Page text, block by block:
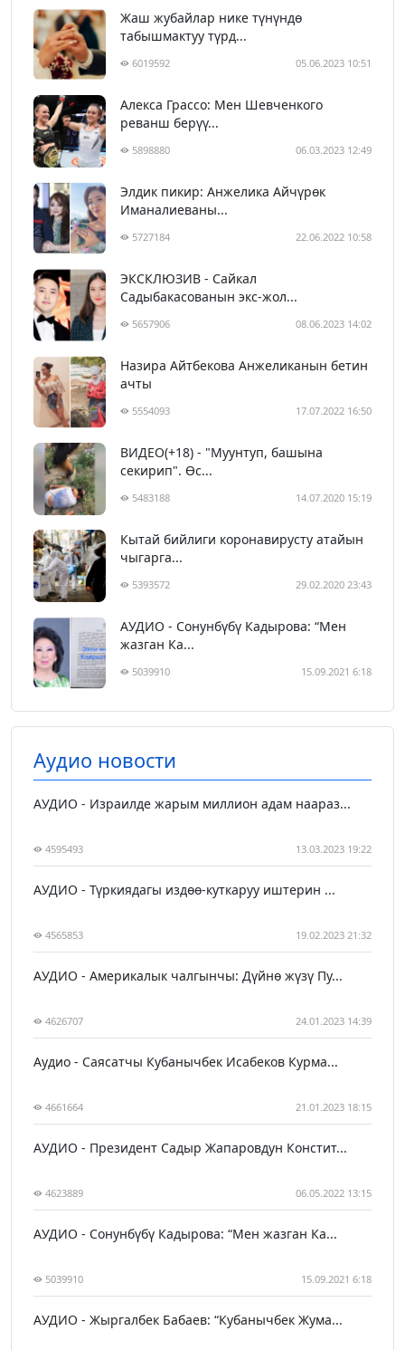
Жаш жубайлар нике түнүндө
табышмактуу түрд...
6019592 05.06.2023 10:51
Алекса Грассо: Мен Шевченкого
реванш берүү...
5898880 06.03.2023 12:49
Элдик пикир: Анжелика Айчүрөк
Иманалиеваны...
5727184 22.06.2022 10:58
ЭКСКЛЮЗИВ - Сайкал
Садыбакасованын экс-жол...
5657906 08.06.2023 14:02
Назира Айтбекова Анжеликанын бетин
ачты
5554093 17.07.2022 16:50
ВИДЕО(+18) - "Муунтуп, башына
секирип". Өс...
5483188 14.07.2020 15:19
Кытай бийлиги коронавирусту атайын
чыгарга...
5393572 29.02.2020 23:43
АУДИО - Сонунбүбү Кадырова: “Мен
жазган Ка...
5039910 15.09.2021 6:18
Аудио новости
АУДИО - Израилде жарым миллион адам наараз...
4595493 13.03.2023 19:22
АУДИО - Түркиядагы издөө-куткаруу иштерин ...
4565853 19.02.2023 21:32
АУДИО - Америкалык чалгынчы: Дүйнө жүзү Пу...
4626707 24.01.2023 14:39
Аудио - Саясатчы Кубанычбек Исабеков Курма...
4661664 21.01.2023 18:15
АУДИО - Президент Садыр Жапаровдун Констит...
4623889 06.05.2022 13:15
АУДИО - Сонунбүбү Кадырова: “Мен жазган Ка...
5039910 15.09.2021 6:18
АУДИО - Жыргалбек Бабаев: “Кубанычбек Жума...